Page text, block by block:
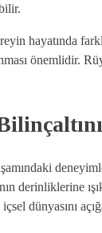
hayatında
önemlidir.
derinliklerine
dünyasını